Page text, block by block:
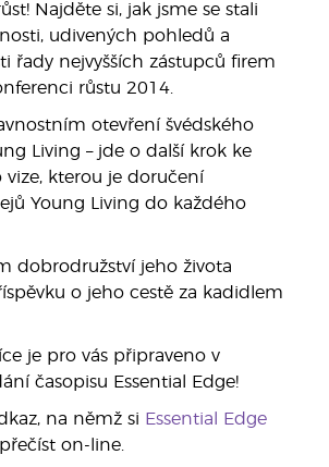
Najděte si, jak jsme se stali
udivených pohledů a
řady nejvyšších zástupců firem
růstu 2014.
otevření švédského
Living – jde o další krok ke
vize, kterou je doručení
Young Living do každého
dobrodružství jeho života
o jeho cestě za kadidlem
je pro vás připraveno v
časopisu Essential Edge!
na němž si Essential Edge
on-line.